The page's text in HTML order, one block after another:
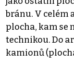
bránu. V celém
plocha, kam se
technikou. Do
kamionů